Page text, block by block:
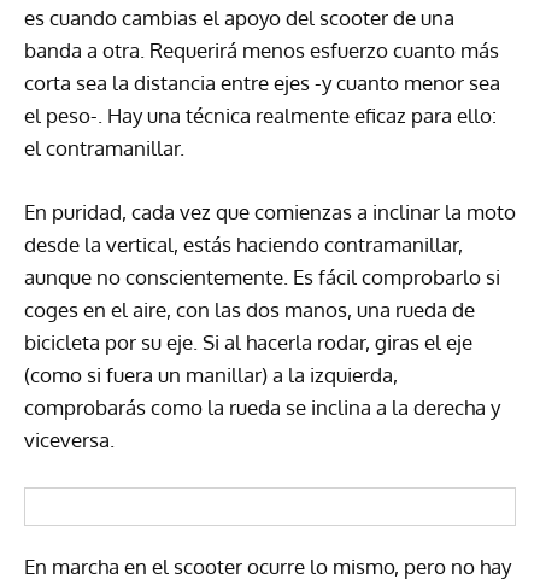
es cuando cambias el apoyo del scooter de una
banda a otra. Requerirá menos esfuerzo cuanto más
corta sea la distancia entre ejes -y cuanto menor sea
el peso-. Hay una técnica realmente eficaz para ello:
el contramanillar.
En puridad, cada vez que comienzas a inclinar la moto
desde la vertical, estás haciendo contramanillar,
aunque no conscientemente. Es fácil comprobarlo si
coges en el aire, con las dos manos, una rueda de
bicicleta por su eje. Si al hacerla rodar, giras el eje
(como si fuera un manillar) a la izquierda,
comprobarás como la rueda se inclina a la derecha y
viceversa.
En marcha en el scooter ocurre lo mismo, pero no hay